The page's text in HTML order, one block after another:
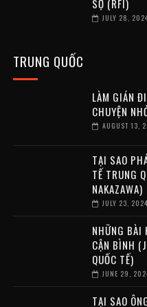
SỢ (RFI)
JULY 28,
TRUNG QUỐC
LÀM GIÁN
CHUYỆN
AUGUST 13,
TẠI SAO
TẾ TRUNG
NAKAZAWA)
JULY 23, 2024
NHỮNG BÀI
CẬN BÌNH
QUỐC TẾ)
JUNE 29,
TẠI SAO